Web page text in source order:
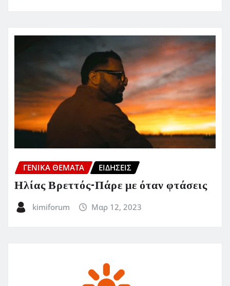
ΓΕΝΙΚΑ ΘΕΜΑΤΑ ΕΙΔΗΣΕΙΣ
Ηλίας Βρεττός-Πάρε με όταν φτάσεις
kimiforum Μαρ 12, 2023